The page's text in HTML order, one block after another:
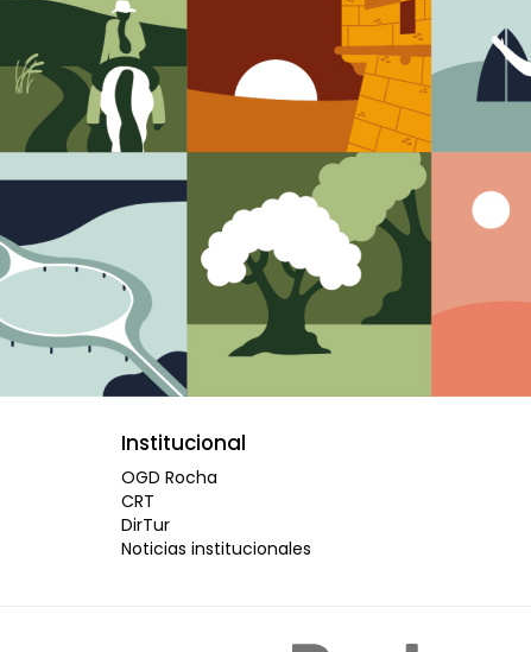
Institucional
OGD Rocha
CRT
DirTur
Noticias institucionales